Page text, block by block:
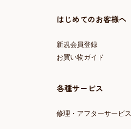
はじめてのお客様へ
新規会員登録
お買い物ガイド
各種サービス
修理・アフターサービス